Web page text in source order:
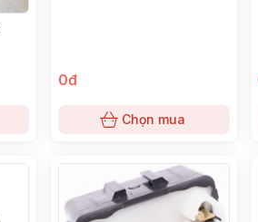
0đ
Chọn mua